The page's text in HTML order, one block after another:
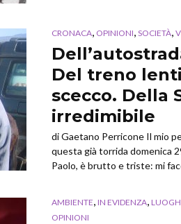
CRONACA, OPINIONI, SOCIETÀ,
Del treno
scecco. Della
irredimibile
di Gaetano Perricone Il mio
questa già torrida domenica
Paolo, è brutto e triste: mi
AMBIENTE, IN EVIDENZA,
OPINIONI